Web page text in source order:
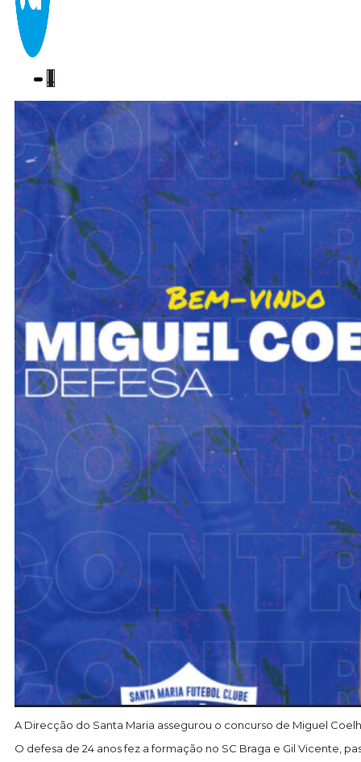
A Direcção do Santa Maria assegurou o concurso de Miguel
O defesa de 24 anos fez a formação no SC Braga e Gil Vicente,